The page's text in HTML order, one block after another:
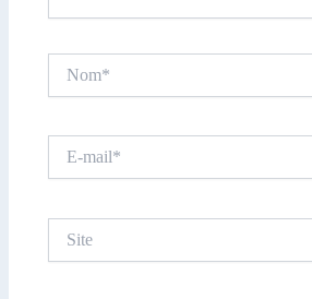
mail*